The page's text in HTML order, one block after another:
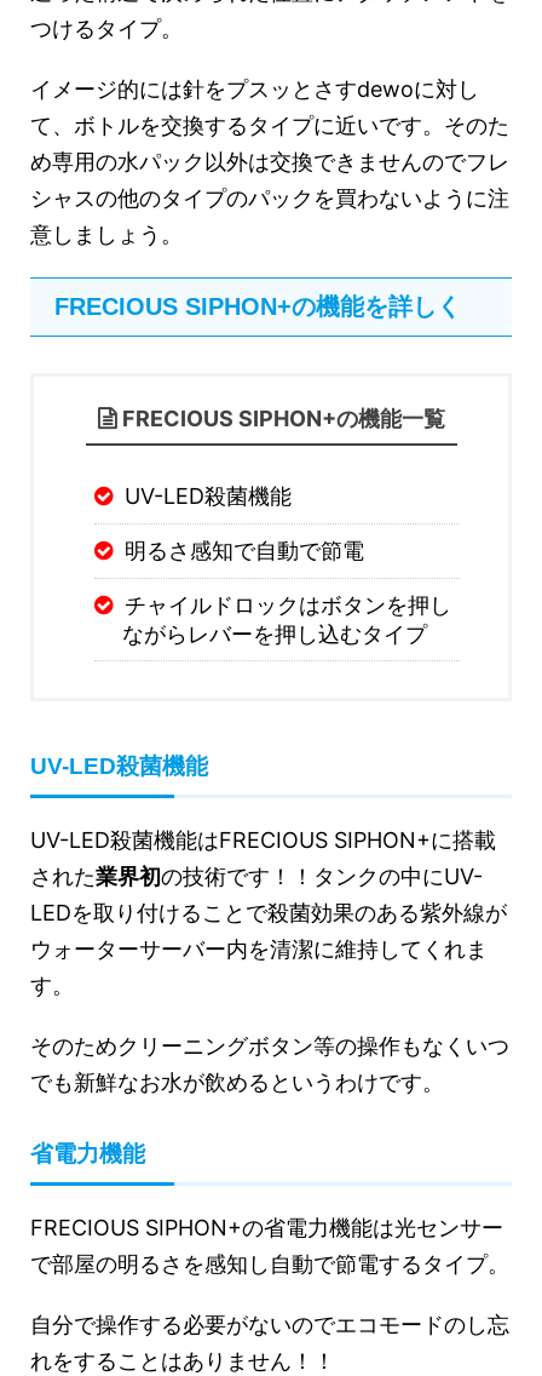
つけるタイプ。
イメージ的には針をプスッとさすdewoに対し
て、ボトルを交換するタイプに近いです。そのた
め専用の水パック以外は交換できませんのでフレ
シャスの他のタイプのパックを買わないように注
意しましょう。
FRECIOUS SIPHON+の機能を詳しく
FRECIOUS SIPHON+の機能一覧
UV-LED殺菌機能
明るさ感知で自動で節電
チャイルドロックはボタンを押し
ながらレバーを押し込むタイプ
UV-LED殺菌機能
UV-LED殺菌機能はFRECIOUS SIPHON+に搭載
された業界初の技術です！！タンクの中にUV-
LEDを取り付けることで殺菌効果のある紫外線が
ウォーターサーバー内を清潔に維持してくれま
す。
そのためクリーニングボタン等の操作もなくいつ
でも新鮮なお水が飲めるというわけです。
省電力機能
FRECIOUS SIPHON+の省電力機能は光センサー
で部屋の明るさを感知し自動で節電するタイプ。
自分で操作する必要がないのでエコモードのし忘
れをすることはありません！！